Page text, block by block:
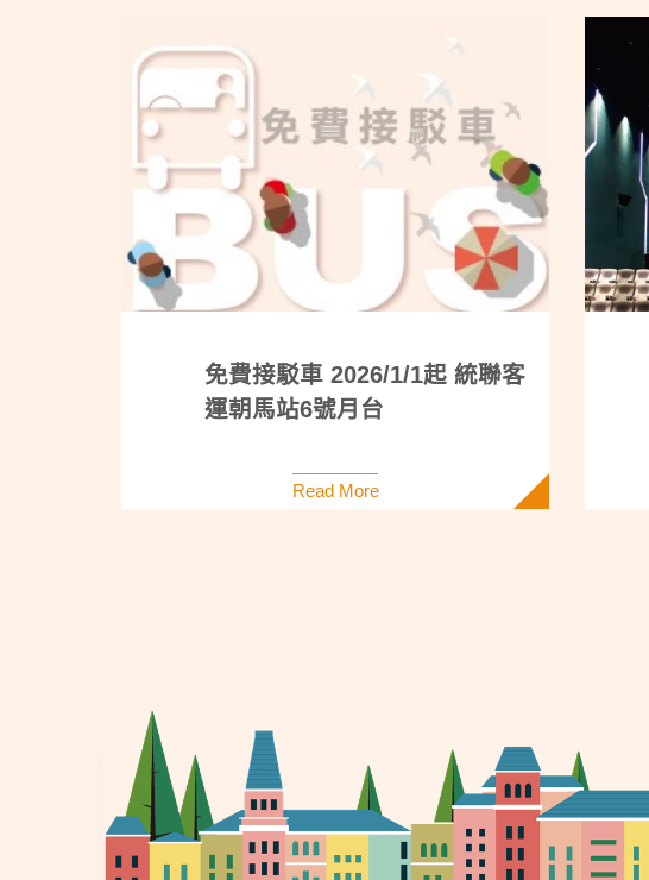
免費接駁車 2026/1/1起 統聯客
運朝馬站6號月台
Read More